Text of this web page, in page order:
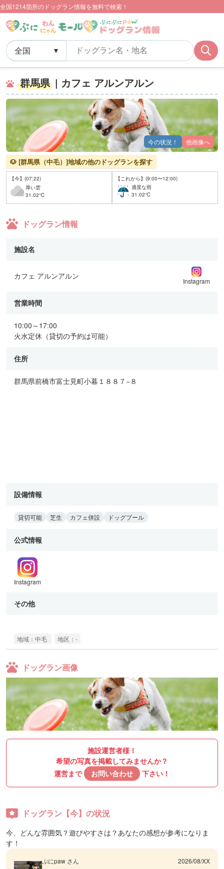
全国1214箇所のドッグラン情報を無料で検索！
群馬県 | カフェ アルンアルン
今の状況！ 他画像へ
🐶 [群馬県（中毛）]地域の他のドッグランを探す
【今】(07:22)
厚い雲
31.02℃
【これから】(9:00〜12:00)
適度な雨
31.02℃
ドッグラン情報
施設名
カフェ アルンアルン Instagram
営業時間
10:00～17:00
火水定休（貸切の予約は可能）
住所
群馬県前橋市富士見町小暮１８８７−８
設備情報
貸切可能 芝生 カフェ併設 ドッグプール
公式情報
Instagram
その他
地域：中毛 地区：-
ドッグラン画像
施設運営者様！
希望の写真を掲載してみませんか？
運営まで
お問い合わせ 下さい！
ドッグラン【今】の状況
今、どんな雰囲気？遊びやすさは？あなたの感想が参考になりま
す！
ぷにpaw さん 2026/08/XX